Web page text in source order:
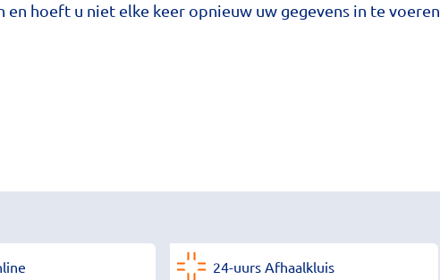
hoeft u niet elke keer opnieuw uw gegevens in te voeren.
24-uurs Afhaalkluis